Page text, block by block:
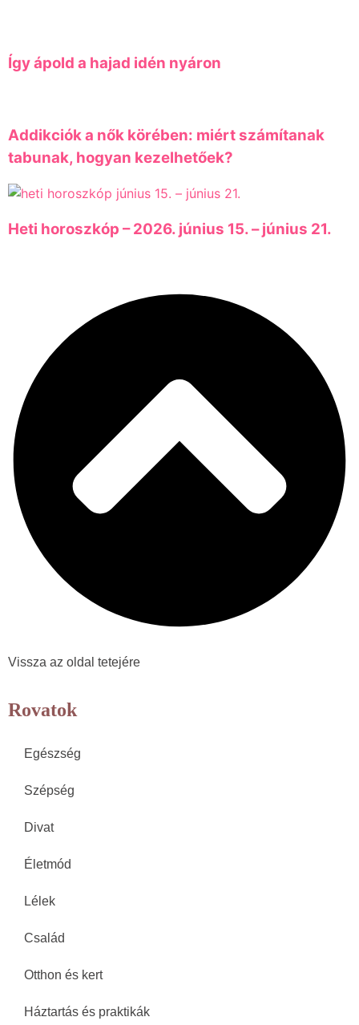
Így ápold a hajad idén nyáron
Addikciók a nők körében: miért számítanak
tabunak, hogyan kezelhetőek?
Heti horoszkóp – 2026. június 15. – június 21.
Vissza az oldal tetejére
Rovatok
Egészség
Szépség
Divat
Életmód
Lélek
Család
Otthon és kert
Háztartás és praktikák